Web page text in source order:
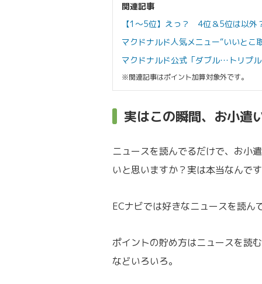
関連記事
【1～5位】えっ？ 4位＆5位は以
マクドナルド人気メニュー“いいと
マクドナルド公式「ダブル…トリプ
※関連記事はポイント加算対象外です。
実はこの瞬間、お小遣
ニュースを読んでるだけで、お小
いと思いますか？実は本当なんで
ECナビでは好きなニュースを読ん
ポイントの貯め方はニュースを読
などいろいろ。